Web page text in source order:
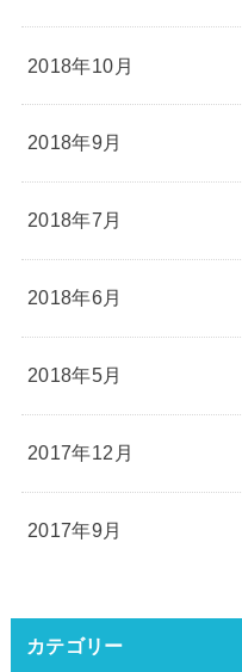
2018年10月
2018年9月
2018年7月
2018年6月
2018年5月
2017年12月
2017年9月
カテゴリー